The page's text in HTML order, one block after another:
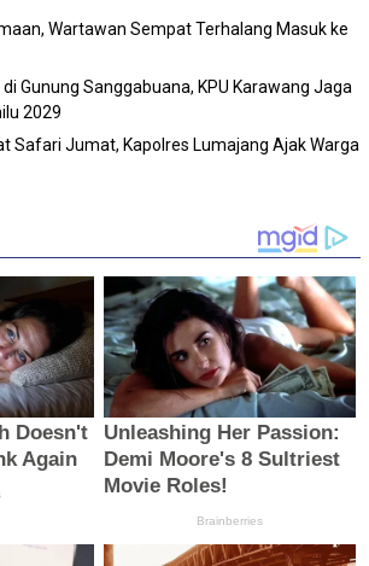
Wartawan Sempat Terhalang Masuk ke
Gunung Sanggabuana, KPU Karawang Jaga
2029
Safari Jumat, Kapolres Lumajang Ajak Warga